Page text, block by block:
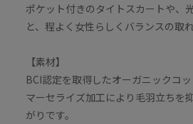
ポケット付きのタイトスカートや、
と、程よく女性らしくバランスの取
【素材】
BCI認定を取得したオーガニックコッ
マーセライズ加工により毛羽立ちを
がりです。